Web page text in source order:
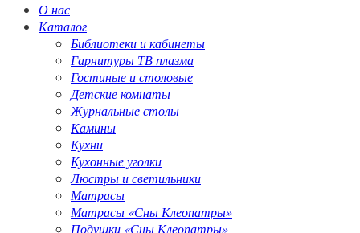
О нас
Каталог
Библиотеки и кабинеты
Гарнитуры ТВ плазма
Гостиные и столовые
Детские комнаты
Журнальные столы
Камины
Кухни
Кухонные уголки
Люстры и светильники
Матрасы
Матрасы «Сны Клеопатры»
Подушки «Сны Клеопатры»